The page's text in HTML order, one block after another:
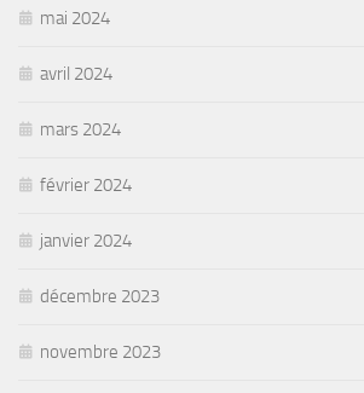
mai 2024
avril 2024
mars 2024
février 2024
janvier 2024
décembre 2023
novembre 2023